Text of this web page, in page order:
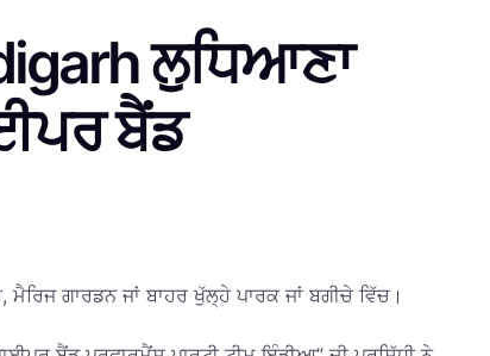
ਲੁਧਿਆਣਾ
ਬੈਂਡ
ਗਾਰਡਨ ਜਾਂ ਬਾਹਰ ਖੁੱਲ੍ਹੇ ਪਾਰਕ ਜਾਂ ਬਗੀਚੇ ਵਿੱਚ।